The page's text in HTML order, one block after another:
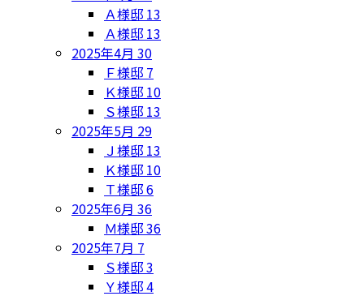
Ａ様邸 13
Ａ様邸 13
2025年4月 30
Ｆ様邸 7
Ｋ様邸 10
Ｓ様邸 13
2025年5月 29
Ｊ様邸 13
Ｋ様邸 10
Ｔ様邸6
2025年6月 36
Ｍ様邸36
2025年7月 7
Ｓ様邸3
Ｙ様邸4